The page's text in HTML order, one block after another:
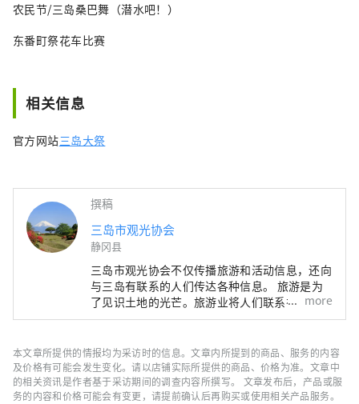
农民节/三岛桑巴舞（潜水吧！）
东番町祭花车比赛
相关信息
官方网站三岛大祭
撰稿
三岛市观光协会
静冈县
三岛市观光协会不仅传播旅游和活动信息，还向
与三岛有联系的人们传达各种信息。 旅游是为
了见识土地的光芒。旅游业将人们联系在一起。
由事物和思想建立的关系 旅游业以人口为中
业。
more
本文章所提供的情报均为采访时的信息。文章内所提到的商品、服务的内容
及价格有可能会发生变化。请以店铺实际所提供的商品、价格为准。文章中
的相关资讯是作者基于采访期间的调查内容所撰写。 文章发布后，产品或服
务的内容和价格可能会有变更，请提前确认后再购买或使用相关产品服务。